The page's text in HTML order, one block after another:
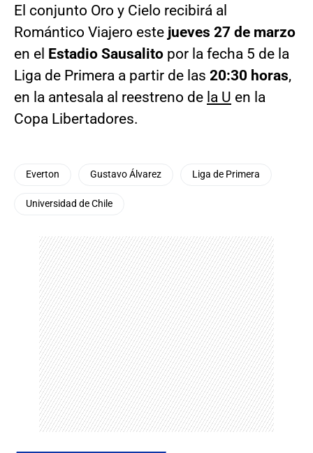
El conjunto Oro y Cielo recibirá al
Romántico Viajero este jueves 27 de marzo
en el Estadio Sausalito por la fecha 5 de la
Liga de Primera a partir de las 20:30 horas,
en la antesala al reestreno de la U en la
Copa Libertadores.
Everton Gustavo Álvarez Liga de Primera
Universidad de Chile